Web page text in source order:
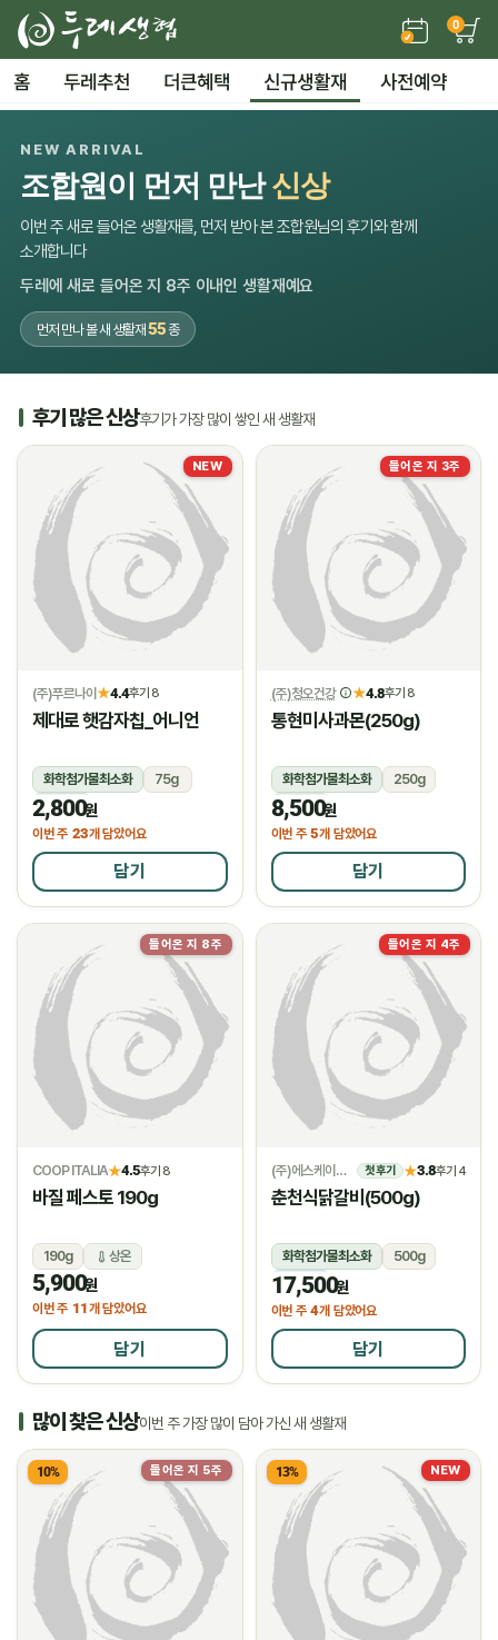
0
홈 두레추천 더큰혜택 신규생활재 사전예약
NEW ARRIVAL
조합원이 먼저 만난신상
이번 주 새로 들어온 생활재를, 먼저 받아 본 조합원님의 후기와 함께
소개합니다
두레에 새로 들어온 지 8주 이내인 생활재예요
먼저 만나 볼 새 생활재 55종
후기 많은 신상후기가 가장 많이 쌓인 새 생활재
NEW
(주)푸르나이★4.4후기 8
제대로 햇감자칩_어니언
화학첨가물최소화
75g
상온
2,800원
이번 주 23개 담았어요
담기
들어온 지 3주
(주)청오건강 ★4.8후기 8
통현미사과몬(250g)
화학첨가물최소화
250g
상온
8,500원
이번 주 5개 담았어요
담기
들어온 지 8주
COOP ITALIA★4.5후기 8
바질 페스토 190g
190g 상온
5,900원
이번 주 11개 담았어요
담기
들어온 지 4주
(주)에스케이위드 첫 후기 ★3.8후기 4
춘천식닭갈비(500g)
화학첨가물최소화
500g
냉동
17,500원
이번 주 4개 담았어요
담기
많이 찾은 신상이번 주 가장 많이 담아 가신 새 생활재
들어온 지 5주
10% NEW
13%